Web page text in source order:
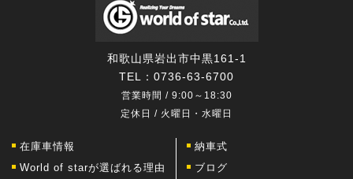
和歌山県岩出市中黒161-1
TEL： 0736-63-6700
営業時間 / 9:00～18:30
定休日 / 火曜日・水曜日
在庫車情報
World of starが選ばれる理由
納車式
ブログ